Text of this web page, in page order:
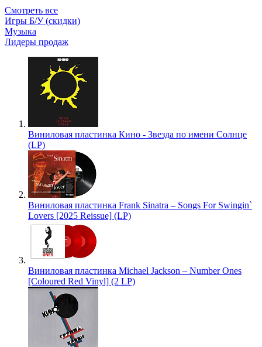
Смотреть все
Игры Б/У (скидки)
Музыка
Лидеры продаж
Виниловая пластинка Кино - Звезда по имени Солнце
(LP)
Виниловая пластинка Frank Sinatra – Songs For Swingin`
Lovers [2025 Reissue] (LP)
Виниловая пластинка Michael Jackson – Number Ones
[Coloured Red Vinyl] (2 LP)